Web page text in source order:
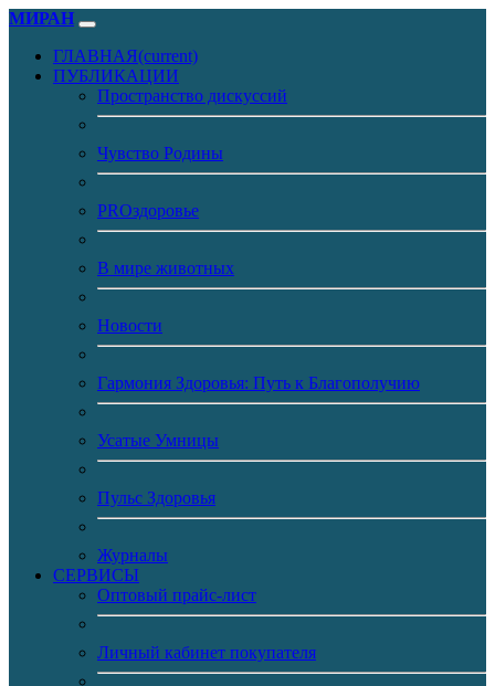
МИРАН
ГЛАВНАЯ(current)
ПУБЛИКАЦИИ
Пространство дискуссий
Чувство Родины
PROздоровье
В мире животных
Новости
Гармония Здоровья: Путь к Благополучию
Усатые Умницы
Пульс Здоровья
Журналы
CЕРВИСЫ
Оптовый прайс-лист
Личный кабинет покупателя